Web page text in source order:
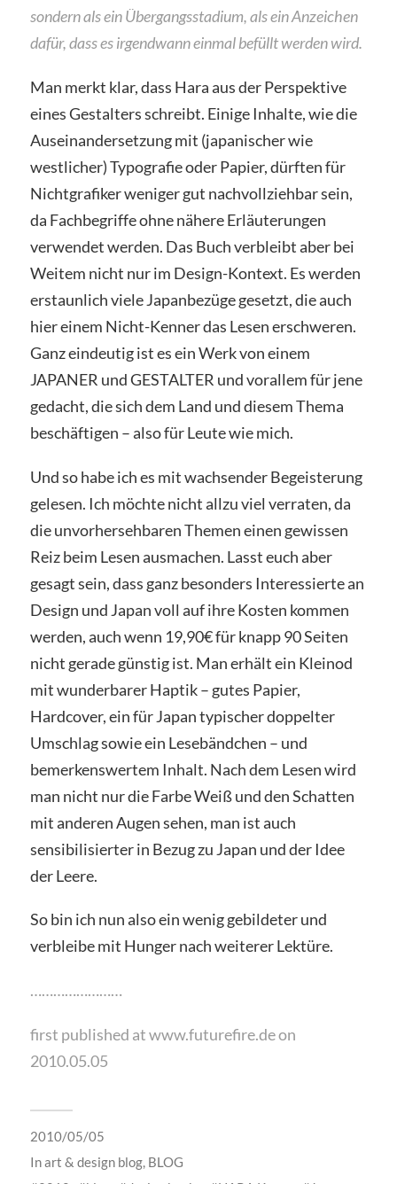
sondern als ein Übergangsstadium, als ein Anzeichen
dafür, dass es irgendwann einmal befüllt werden wird.
Man merkt klar, dass Hara aus der Perspektive
eines Gestalters schreibt. Einige Inhalte, wie die
Auseinandersetzung mit (japanischer wie
westlicher) Typografie oder Papier, dürften für
Nichtgrafiker weniger gut nachvollziehbar sein,
da Fachbegriffe ohne nähere Erläuterungen
verwendet werden. Das Buch verbleibt aber bei
Weitem nicht nur im Design-Kontext. Es werden
erstaunlich viele Japanbezüge gesetzt, die auch
hier einem Nicht-Kenner das Lesen erschweren.
Ganz eindeutig ist es ein Werk von einem
JAPANER und GESTALTER und vorallem für jene
gedacht, die sich dem Land und diesem Thema
beschäftigen – also für Leute wie mich.
Und so habe ich es mit wachsender Begeisterung
gelesen. Ich möchte nicht allzu viel verraten, da
die unvorhersehbaren Themen einen gewissen
Reiz beim Lesen ausmachen. Lasst euch aber
gesagt sein, dass ganz besonders Interessierte an
Design und Japan voll auf ihre Kosten kommen
werden, auch wenn 19,90€ für knapp 90 Seiten
nicht gerade günstig ist. Man erhält ein Kleinod
mit wunderbarer Haptik – gutes Papier,
Hardcover, ein für Japan typischer doppelter
Umschlag sowie ein Lesebändchen – und
bemerkenswertem Inhalt. Nach dem Lesen wird
man nicht nur die Farbe Weiß und den Schatten
mit anderen Augen sehen, man ist auch
sensibilisierter in Bezug zu Japan und der Idee
der Leere.
So bin ich nun also ein wenig gebildeter und
verbleibe mit Hunger nach weiterer Lektüre.
……………………
first published at www.futurefire.de on
2010.05.05
2010/05/05
Inart & design blog, BLOG